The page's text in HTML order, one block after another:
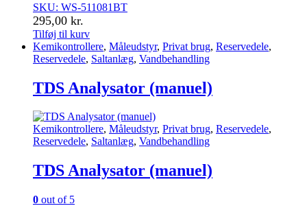
SKU: WS-511081BT
295,00 kr.
Tilføj til kurv
Kemikontrollere, Måleudstyr, Privat brug, Reservedele,
Reservedele, Saltanlæg, Vandbehandling
TDS Analysator (manuel)
Kemikontrollere, Måleudstyr, Privat brug, Reservedele,
Reservedele, Saltanlæg, Vandbehandling
TDS Analysator (manuel)
0 out of 5